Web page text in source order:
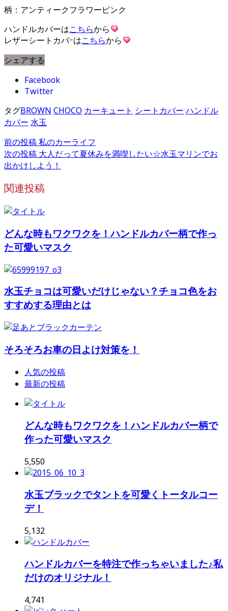
柄：アンティークフラワーピンク
ハンドルカバーはこちらから
レザーシートカバｰはこちらから
シェアする
Facebook
Twitter
タグBROWN CHOCO カーキュート シートカバー ハンドル
カバー 水玉
前の投稿私のカーライフ
次の投稿 大人だって夏休みを満喫したい☆水玉マリンでお
出かけしよう！
関連投稿
どんな時もワクワクを！ハンドルカバー柄で作っ
た可愛いマスク
水玉チョコは可愛いだけじゃない？チョコ色をお
すすめする理由とは
そろそろお車の日よけ対策を！
人気の投稿
最新の投稿
どんな時もワクワクを！ハンドルカバー柄で
作った可愛いマスク
5,550
水玉ブラックでタントを可愛くトータルコー
デ！
5,132
ハンドルカバーを特注で作っちゃいました♪私
だけのオリジナル！
4,741